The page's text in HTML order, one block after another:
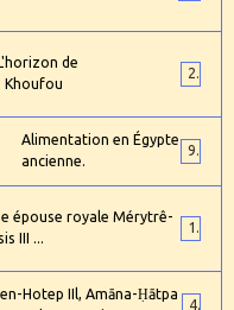
de
Khoufou
2
Alimentation en Égypte
ancienne.
9
épouse royale Mérytrê-
III ...
1
Hotep IIl, Amāna-Ḥātpa
4